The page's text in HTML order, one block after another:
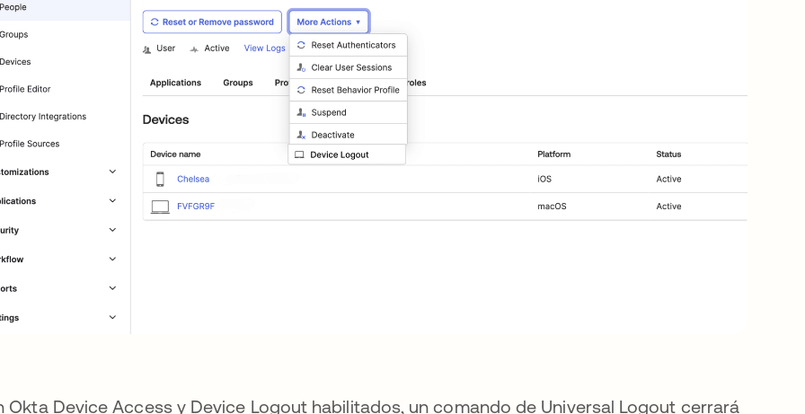
Okta Device Access y Device Logout habilitados, un comando de Universal Logout cerrará